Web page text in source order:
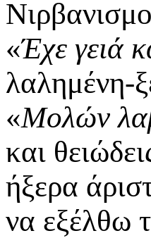
«Έχε γειά
λαλημένη-
«Μολών
και
ήξερα
να εξέλθω